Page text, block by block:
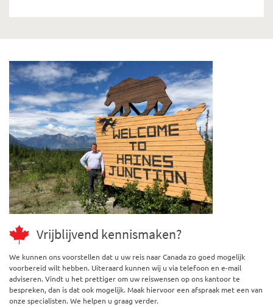
Vrijblijvend kennismaken?
We kunnen ons voorstellen dat u uw reis naar Canada zo goed mogelijk
voorbereid wilt hebben. Uiteraard kunnen wij u via telefoon en e-mail
adviseren. Vindt u het prettiger om uw reiswensen op ons kantoor te
bespreken, dan is dat ook mogelijk. Maak hiervoor een afspraak met een van
onze specialisten. We helpen u graag verder.